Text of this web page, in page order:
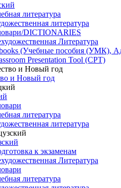
литература
литература
DICTIONARIES
Литература
(Учебные пособия (УМК),
Presentation Tool (CPT)
и Новый год
литература
литература
к экзаменам
Литература
литература